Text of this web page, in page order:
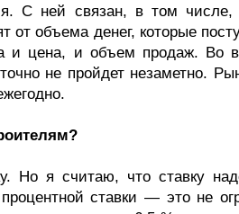
С ней связан, в том числе,
от объема денег, которые
и цена, и объем продаж. Во
не пройдет незаметно.
я считаю, что ставку
ставки — это не